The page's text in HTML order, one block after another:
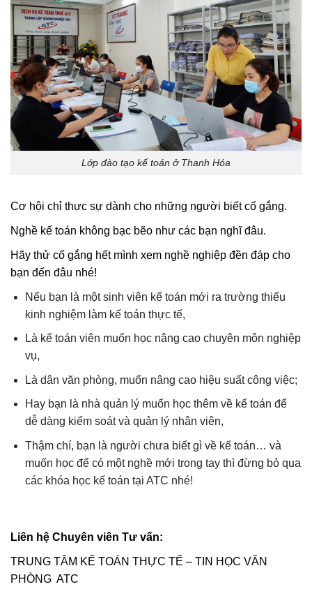
Lớp đào tạo kế toán ở Thanh Hóa
Cơ hội chỉ thực sự dành cho những người biết cố gắng.
Nghề kế toán không bạc bẽo như các bạn nghĩ đâu.
Hãy thử cố gắng hết mình xem nghề nghiệp đền đáp cho
bạn đến đâu nhé!
Nếu bạn là một sinh viên kế toán mới ra trường thiếu
kinh nghiệm làm kế toán thực tế,
Là kế toán viên muốn học nâng cao chuyên môn nghiệp
vụ,
Là dân văn phòng, muốn nâng cao hiệu suất công việc;
Hay bạn là nhà quản lý muốn học thêm về kế toán để
dễ dàng kiểm soát và quản lý nhân viên,
Thậm chí, bạn là người chưa biết gì về kế toán… và
muốn học để có một nghề mới trong tay thì đừng bỏ qua
các khóa học kế toán tại ATC nhé!
Liên hệ Chuyên viên Tư vấn:
TRUNG TÂM KẾ TOÁN THỰC TẾ – TIN HỌC VĂN
PHÒNG ATC